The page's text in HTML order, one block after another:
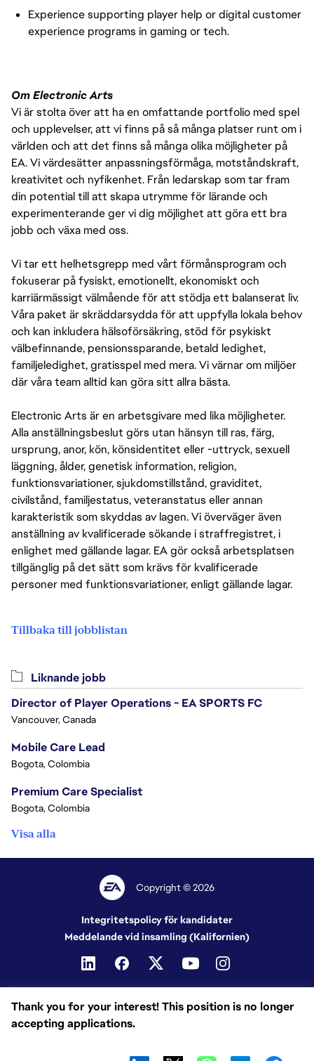
Experience supporting player help or digital customer
experience programs in gaming or tech.
Om Electronic Arts
Vi är stolta över att ha en omfattande portfolio med spel
och upplevelser, att vi finns på så många platser runt om i
världen och att det finns så många olika möjligheter på
EA. Vi värdesätter anpassningsförmåga, motståndskraft,
kreativitet och nyfikenhet. Från ledarskap som tar fram
din potential till att skapa utrymme för lärande och
experimenterande ger vi dig möjlighet att göra ett bra
jobb och växa med oss.
Vi tar ett helhetsgrepp med vårt förmånsprogram och
fokuserar på fysiskt, emotionellt, ekonomiskt och
karriärmässigt välmående för att stödja ett balanserat liv.
Våra paket är skräddarsydda för att uppfylla lokala behov
och kan inkludera hälsoförsäkring, stöd för psykiskt
välbefinnande, pensionssparande, betald ledighet,
familjeledighet, gratisspel med mera. Vi värnar om miljöer
där våra team alltid kan göra sitt allra bästa.
Electronic Arts är en arbetsgivare med lika möjligheter.
Alla anställningsbeslut görs utan hänsyn till ras, färg,
ursprung, anor, kön, könsidentitet eller -uttryck, sexuell
läggning, ålder, genetisk information, religion,
funktionsvariationer, sjukdomstillstånd, graviditet,
civilstånd, familjestatus, veteranstatus eller annan
karakteristik som skyddas av lagen. Vi överväger även
anställning av kvalificerade sökande i straffregistret, i
enlighet med gällande lagar. EA gör också arbetsplatsen
tillgänglig på det sätt som krävs för kvalificerade
personer med funktionsvariationer, enligt gällande lagar.
Tillbaka till jobblistan
Thank you for your interest! This position is no longer
accepting applications.
Liknande jobb
Director of Player Operations - EA SPORTS FC
Vancouver, Canada
Mobile Care Lead
Bogota, Colombia
Premium Care Specialist
Bogota, Colombia
Visa alla
Copyright © 2026
Integritetspolicy för kandidater
Meddelande vid insamling (Kalifornien)